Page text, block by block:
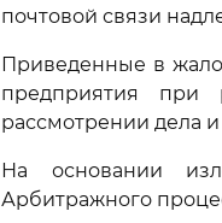
почтовой связи
Приведенные в
предприятия при
рассмотрении дела
На основании
Арбитражного